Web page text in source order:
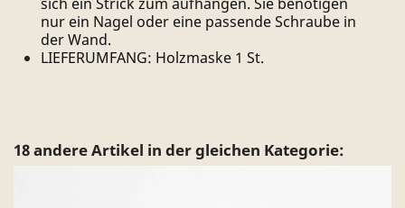
nur ein Nagel oder eine passende Schraube in
der Wand.
LIEFERUMFANG: Holzmaske 1 St.
18 andere Artikel in der gleichen Kategorie: